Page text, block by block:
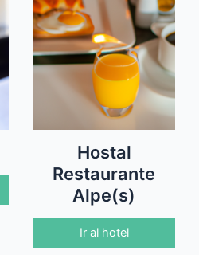
Hostal
Restaurante
Alpe(s)
Ir al hotel